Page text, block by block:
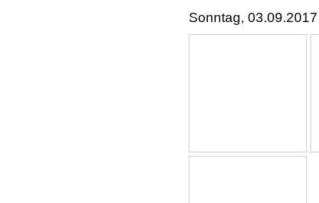
Sonntag, 03.09.2017